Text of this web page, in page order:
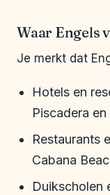
Waar Engels
Je merkt dat
Hotels en
Piscadera
Restaurants
Cabana
Duikscholen